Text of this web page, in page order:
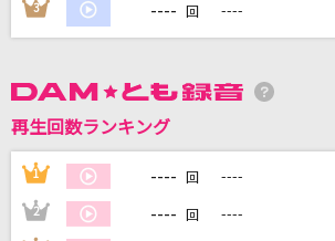
DAMに会員登録・ログインして
3 ---- 回 ----
再生回数ランキング
1 ---- 回 ----
2 ---- 回 ----